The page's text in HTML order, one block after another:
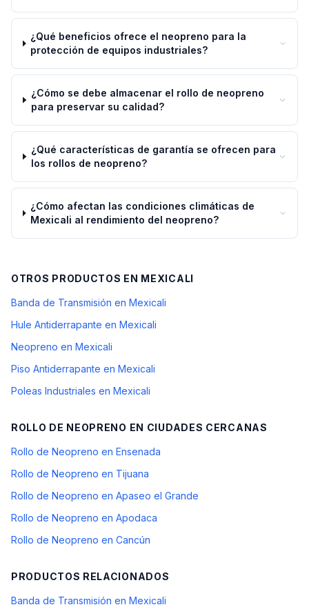
¿Qué beneficios ofrece el neopreno para la
protección de equipos industriales?
¿Cómo se debe almacenar el rollo de neopreno
para preservar su calidad?
¿Qué características de garantía se ofrecen para
los rollos de neopreno?
¿Cómo afectan las condiciones climáticas de
Mexicali al rendimiento del neopreno?
OTROS PRODUCTOS EN MEXICALI
Banda de Transmisión en Mexicali
Hule Antiderrapante en Mexicali
Neopreno en Mexicali
Piso Antiderrapante en Mexicali
Poleas Industriales en Mexicali
ROLLO DE NEOPRENO EN CIUDADES CERCANAS
Rollo de Neopreno en Ensenada
Rollo de Neopreno en Tijuana
Rollo de Neopreno en Apaseo el Grande
Rollo de Neopreno en Apodaca
Rollo de Neopreno en Cancún
PRODUCTOS RELACIONADOS
Banda de Transmisión en Mexicali